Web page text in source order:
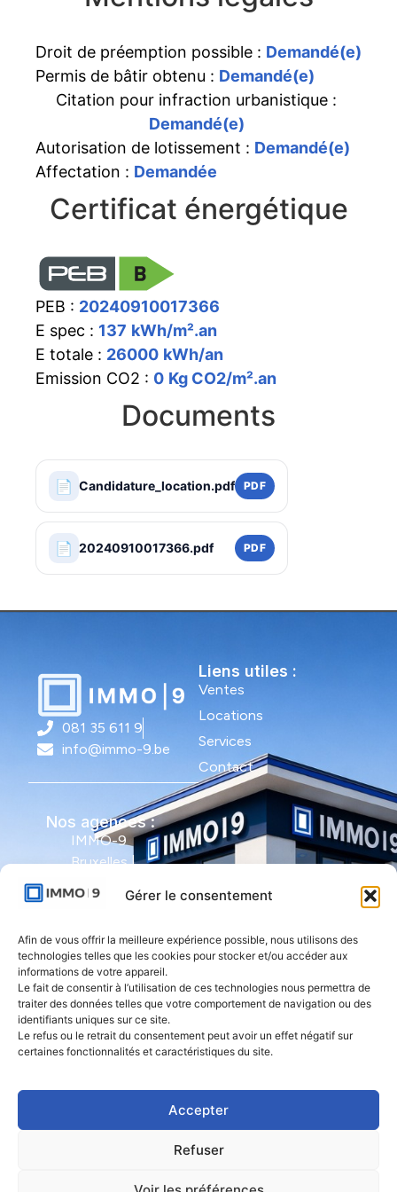
Gérer le consentement
Afin de vous offrir la meilleure expérience possible, nous utilisons des
technologies telles que les cookies pour stocker et/ou accéder aux
informations de votre appareil.
Le fait de consentir à l’utilisation de ces technologies nous permettra de
traiter des données telles que votre comportement de navigation ou des
identifiants uniques sur ce site.
Le refus ou le retrait du consentement peut avoir un effet négatif sur
certaines fonctionnalités et caractéristiques du site.
Accepter
Refuser
Droit de préemption possible : Demandé(e)
Permis de bâtir obtenu : Demandé(e)
Citation pour infraction urbanistique :
Demandé(e)
Autorisation de lotissement : Demandé(e)
Affectation : Demandée
Certificat énergétique
PEB : 20240910017366
E spec : 137 kWh/m².an
E totale : 26000 kWh/an
Emission CO2 : 0 Kg CO2/m².an
Documents
📄 Candidature_location.pdf PDF
📄 20240910017366.pdf PDF
081 35 611 9
info@immo-9.be
Nos agences :
IMMO-9
Bruxelles |
491 - bte 12 |
IMMO-9 Namur |
Rue de l'Armée
Grouchy 1 |
5000 Namur
| Rue des
Liens utiles :
Ventes
Locations
Services
Contact